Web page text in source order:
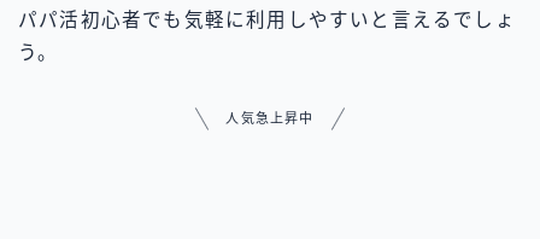
パパ活初心者でも気軽に利用しやすいと言えるでしょ
う。
人気急上昇中